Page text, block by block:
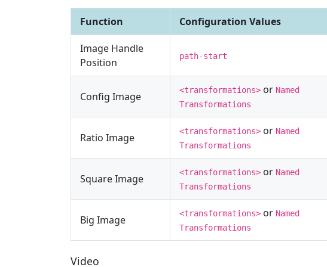
Function Configuration Values
Image Handle
Position
path-start
Config Image <transformations> or Named
Transformations
Ratio Image <transformations> or Named
Transformations
Square Image <transformations> or Named
Transformations
Big Image <transformations> or Named
Transformations
Video